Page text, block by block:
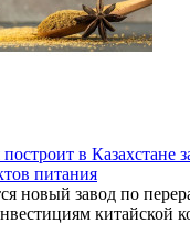
в Казахстане
питания
новый завод по
китайской